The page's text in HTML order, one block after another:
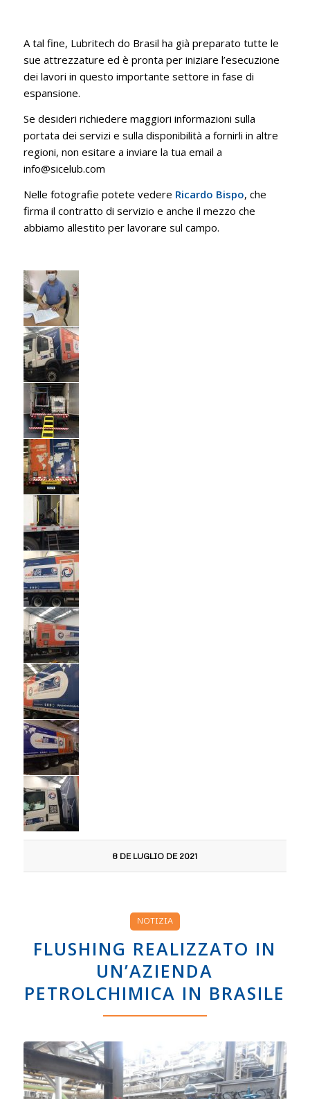
A tal fine, Lubritech do Brasil ha già preparato tutte le
sue attrezzature ed è pronta per iniziare l’esecuzione
dei lavori in questo importante settore in fase di
espansione.
Se desideri richiedere maggiori informazioni sulla
portata dei servizi e sulla disponibilità a fornirli in altre
regioni, non esitare a inviare la tua email a
info@sicelub.com
Nelle fotografie potete vedere Ricardo Bispo, che
firma il contratto di servizio e anche il mezzo che
abbiamo allestito per lavorare sul campo.
8 DE LUGLIO DE 2021
NOTIZIA
FLUSHING REALIZZATO IN
UN’AZIENDA
PETROLCHIMICA IN BRASILE